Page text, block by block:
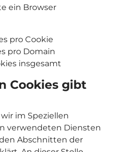
ein Browser
pro Cookie
pro Domain
insgesamt
Cookies gibt
im Speziellen
verwendeten Diensten
Abschnitten der